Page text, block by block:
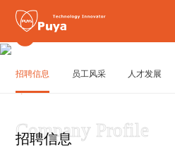
加入Z6·尊龙
HR电话:
（86）021-61347010
招聘信息 员工风采 人才发展
招聘信息